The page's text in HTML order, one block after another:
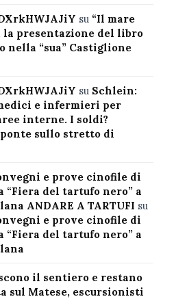
su “Il mare
la presentazione del libro
nella “sua” Castiglione
su Schlein:
e infermieri per
interne. I soldi?
sullo stretto di
e prove cinofile di
del tartufo nero” a
ANDARE A TARTUFI su
e prove cinofile di
del tartufo nero” a
il sentiero e restano
sul Matese, escursionisti